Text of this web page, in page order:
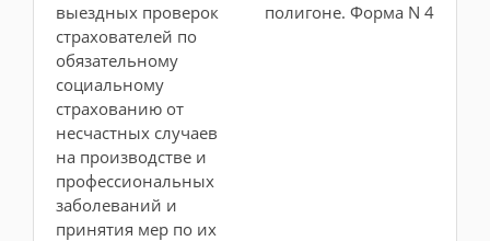
выездных проверок
страхователей по
обязательному
социальному
страхованию от
несчастных случаев
на производстве и
профессиональных
заболеваний и
принятия мер по их
полигоне. Форма N 4